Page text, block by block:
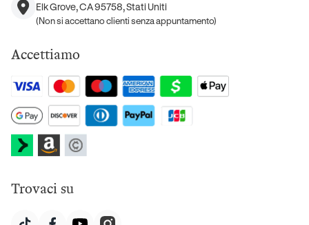
Elk Grove, CA 95758, Stati Uniti
(Non si accettano clienti senza appuntamento)
Accettiamo
Trovaci su